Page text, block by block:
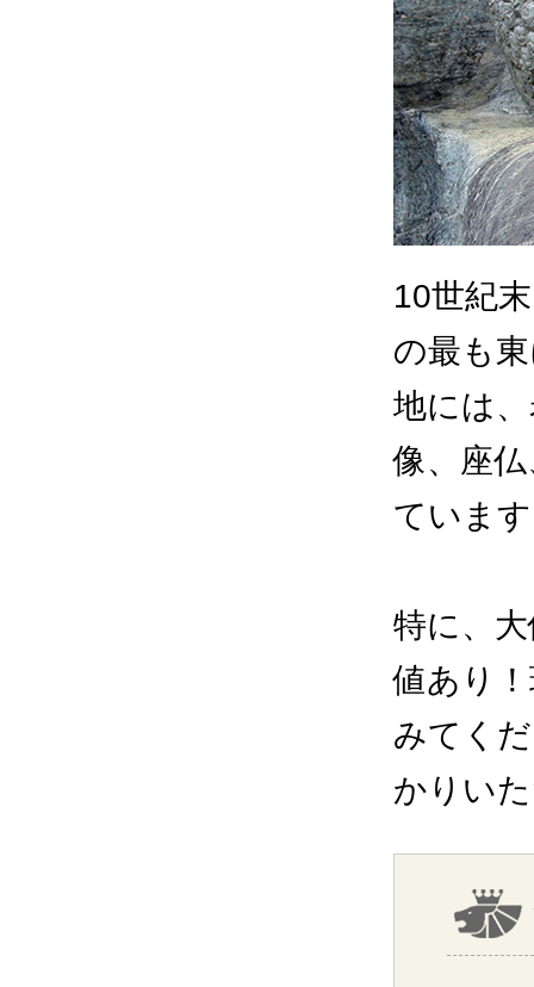
10世紀
の最も
地には
像、座
ていま
特に、
値あり
みてく
かりい